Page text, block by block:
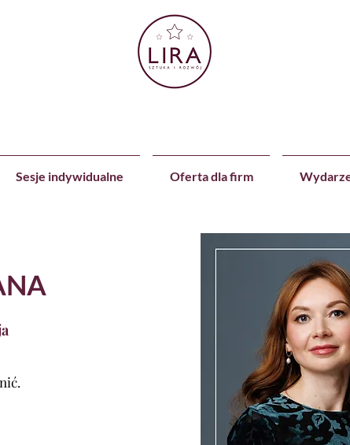
Sesje indywidualne Oferta dla firm